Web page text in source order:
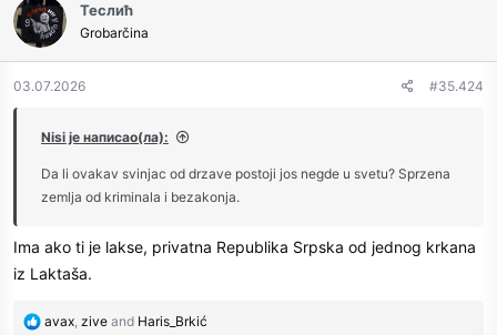
Теслић
Grobarčina
03.07.2026 #35.424
Nisi је написао(ла):
Da li ovakav svinjac od drzave postoji jos negde u svetu? Sprzena
zemlja od kriminala i bezakonja.
Ima ako ti je lakse, privatna Republika Srpska od jednog krkana
iz Laktaša.
R
avax, zive and Haris_Brkić